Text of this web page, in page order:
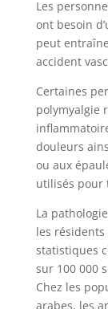
Les
ont besoin
peut
accident
Certaines
polymyalgie
douleurs
ou aux
utilisés pour
La
les résidents
statistiques
sur 100 000
Chez les
arabes, les